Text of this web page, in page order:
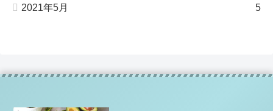
2021年5月 5